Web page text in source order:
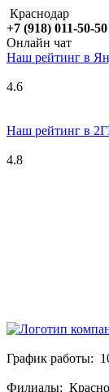
Краснодар
+7 (918) 011-50-50
Онлайн чат
Наш рейтинг в Я
4.6
Наш рейтинг в
4.8
График работы:
Филиалы: